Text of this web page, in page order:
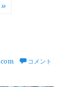
»
コメント